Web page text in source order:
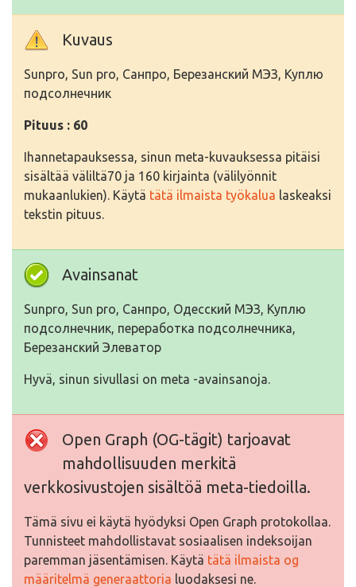
Kuvaus
Sunpro, Sun pro, Санпро, Березанский МЭЗ, Куплю
подсолнечник
Pituus : 60
Ihannetapauksessa, sinun meta-kuvauksessa pitäisi
sisältää väliltä70 ja 160 kirjainta (välilyönnit
mukaanlukien). Käytä tätä ilmaista työkalua laskeaksi
tekstin pituus.
Avainsanat
Sunpro, Sun pro, Санпро, Одесский МЭЗ, Куплю
подсолнечник, переработка подсолнечника,
Березанский Элеватор
Hyvä, sinun sivullasi on meta -avainsanoja.
Open Graph (OG-tägit) tarjoavat
mahdollisuuden merkitä
verkkosivustojen sisältöä meta-tiedoilla.
Tämä sivu ei käytä hyödyksi Open Graph protokollaa.
Tunnisteet mahdollistavat sosiaalisen indeksoijan
paremman jäsentämisen. Käytä tätä ilmaista og
määritelmä generaattoria luodaksesi ne.